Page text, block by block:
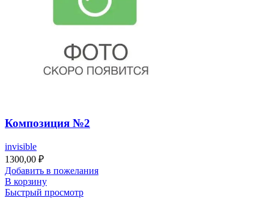
Композиция №2
invisible
1300,00 ₽
Добавить в пожелания
В корзину
Быстрый просмотр